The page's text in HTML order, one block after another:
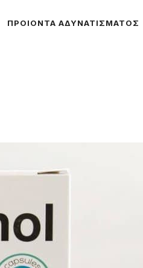
ΠΡΟΙΟΝΤΑ ΑΔΥΝΑΤΙΣΜΑΤΟΣ